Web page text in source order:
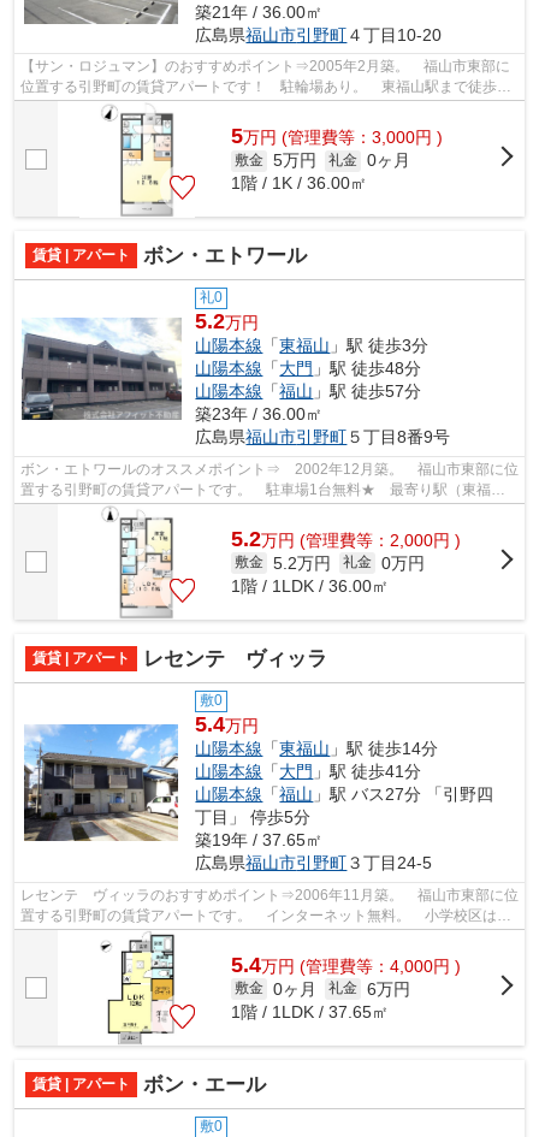
築21年 / 36.00㎡
広島県福山市引野町４丁目10-20
【サン・ロジュマン】のおすすめポイント⇒2005年2月築。 福山市東部に
位置する引野町の賃貸アパートです！ 駐輪場あり。 東福山駅まで徒歩約
10分圏内！！ 最寄りのスーパーまで徒...
5万円 (管理費等：3,000円 )
敷金 5万円 礼金 0ヶ月
1階 / 1K / 36.00㎡
賃貸 | アパート ボン・エトワール
礼0
5.2万円
山陽本線 「東福山 」駅 徒歩3分
山陽本線 「大門 」駅 徒歩48分
山陽本線 「福山 」駅 徒歩57分
築23年 / 36.00㎡
広島県福山市引野町５丁目8番9号
ボン・エトワールのオススメポイント⇒ 2002年12月築。 福山市東部に位
置する引野町の賃貸アパートです。 駐車場1台無料★ 最寄り駅（東福山
駅）まで徒歩約3分なので、電車通勤・通...
5.2万円 (管理費等：2,000円 )
敷金 5.2万円 礼金 0万円
1階 / 1LDK / 36.00㎡
賃貸 | アパート レセンテ ヴィッラ
敷0
5.4万円
山陽本線 「東福山 」駅 徒歩14分
山陽本線 「大門 」駅 徒歩41分
山陽本線 「福山 」駅 バス27分 「引野四
丁目」 停歩5分
築19年 / 37.65㎡
広島県福山市引野町３丁目24-5
レセンテ ヴィッラのおすすめポイント⇒2006年11月築。 福山市東部に位
置する引野町の賃貸アパートです。 インターネット無料。 小学校区は引
野小学校です！ 徒歩約3分のところに...
5.4万円 (管理費等：4,000円 )
敷金 0ヶ月 礼金 6万円
1階 / 1LDK / 37.65㎡
賃貸 | アパート ボン・エール
敷0